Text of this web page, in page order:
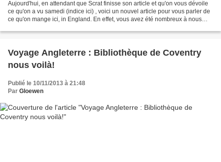
Aujourd'hui, en attendant que Scrat finisse son article et qu'on vous dévoile
ce qu'on a vu samedi (indice ici) , voici un nouvel article pour vous parler de
ce qu'on mange ici, in England. En effet, vous avez été nombreux à nous
Voyage Angleterre : Bibliothèque de Coventry
nous voilà!
Publié le 10/11/2013 à 21:48
Par Gloewen